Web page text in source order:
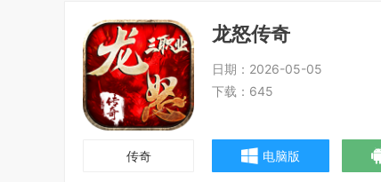
传奇
龙怒传奇
日期： 2026-05-05
下载： 645
电脑版